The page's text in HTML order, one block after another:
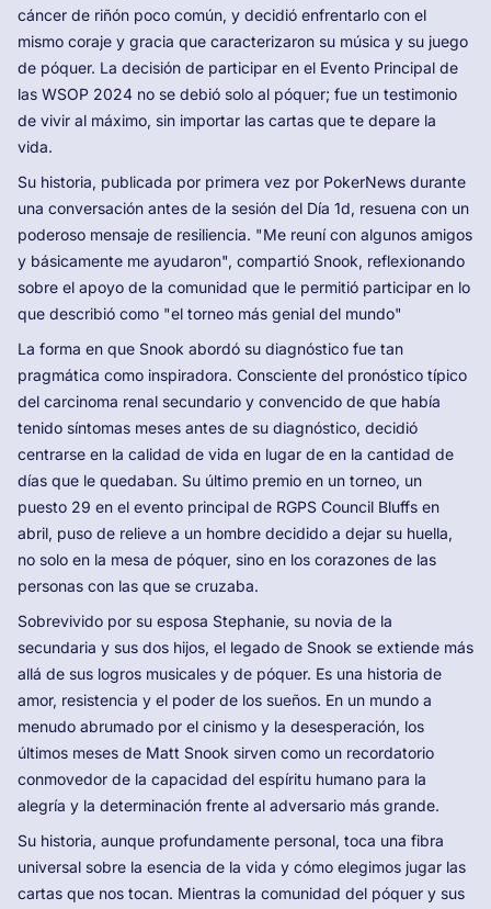
cáncer de riñón poco común, y decidió enfrentarlo con el
mismo coraje y gracia que caracterizaron su música y su juego
de póquer. La decisión de participar en el Evento Principal de
las WSOP 2024 no se debió solo al póquer; fue un testimonio
de vivir al máximo, sin importar las cartas que te depare la
vida.
Su historia, publicada por primera vez por PokerNews durante
una conversación antes de la sesión del Día 1d, resuena con un
poderoso mensaje de resiliencia. "Me reuní con algunos amigos
y básicamente me ayudaron", compartió Snook, reflexionando
sobre el apoyo de la comunidad que le permitió participar en lo
que describió como "el torneo más genial del mundo"
La forma en que Snook abordó su diagnóstico fue tan
pragmática como inspiradora. Consciente del pronóstico típico
del carcinoma renal secundario y convencido de que había
tenido síntomas meses antes de su diagnóstico, decidió
centrarse en la calidad de vida en lugar de en la cantidad de
días que le quedaban. Su último premio en un torneo, un
puesto 29 en el evento principal de RGPS Council Bluffs en
abril, puso de relieve a un hombre decidido a dejar su huella,
no solo en la mesa de póquer, sino en los corazones de las
personas con las que se cruzaba.
Sobrevivido por su esposa Stephanie, su novia de la
secundaria y sus dos hijos, el legado de Snook se extiende más
allá de sus logros musicales y de póquer. Es una historia de
amor, resistencia y el poder de los sueños. En un mundo a
menudo abrumado por el cinismo y la desesperación, los
últimos meses de Matt Snook sirven como un recordatorio
conmovedor de la capacidad del espíritu humano para la
alegría y la determinación frente al adversario más grande.
Su historia, aunque profundamente personal, toca una fibra
universal sobre la esencia de la vida y cómo elegimos jugar las
cartas que nos tocan. Mientras la comunidad del póquer y sus